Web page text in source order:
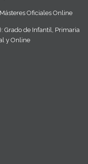
Oficiales Online
Grado de Infantil, Primaria
y Online